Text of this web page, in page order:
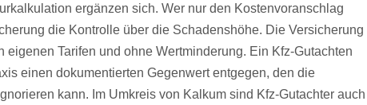
ergänzen sich. Wer nur den Kostenvoranschlag
die Kontrolle über die Schadenshöhe. Die Versicherung
eigenen Tarifen und ohne Wertminderung. Ein Kfz-Gutachten
einen dokumentierten Gegenwert entgegen, den die
kann. Im Umkreis von Kalkum sind Kfz-Gutachter auch